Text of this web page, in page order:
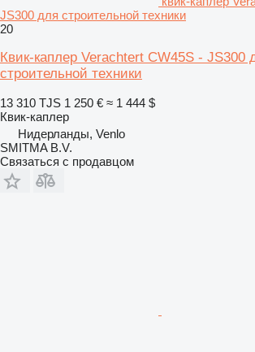
JS300 для строительной техники
20
Квик-каплер Verachtert CW45S - JS300
строительной техники
13 310 TJS 1 250 € ≈ 1 444 $
Квик-каплер
Нидерланды, Venlo
SMITMA B.V.
Связаться с продавцом